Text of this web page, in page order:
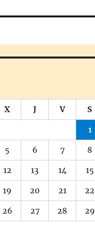
X J V S
1
5 6 7 8
12 13 14 15
19 20 21 22
26 27 28 29